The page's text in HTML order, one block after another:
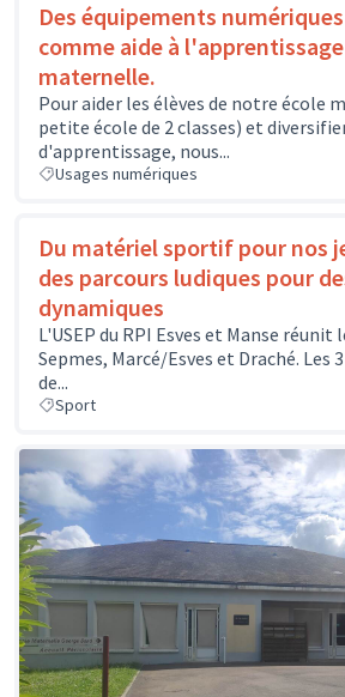
Des équipements
comme aide à
maternelle.
Pour aider les élèves de notre école
petite école de 2 classes) et
d'apprentissage, nous...
Usages numériques
Du matériel sportif pour nos
des parcours ludiques pour
dynamiques
L'USEP du RPI Esves et Manse réunit
Sepmes, Marcé/Esves et Draché. Les
de...
Sport